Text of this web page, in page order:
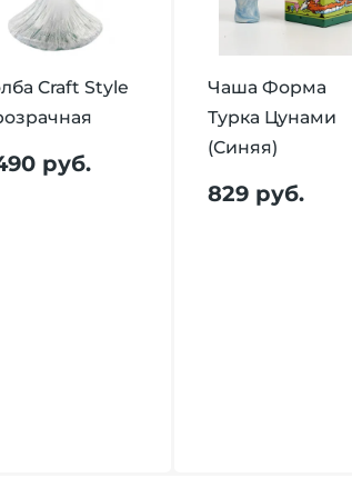
Craft Style
руб.
Чаша Форма
Турка Цунами
(Синяя)
829 руб.